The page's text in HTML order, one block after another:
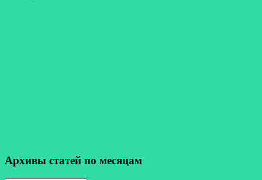
Архивы статей по месяцам